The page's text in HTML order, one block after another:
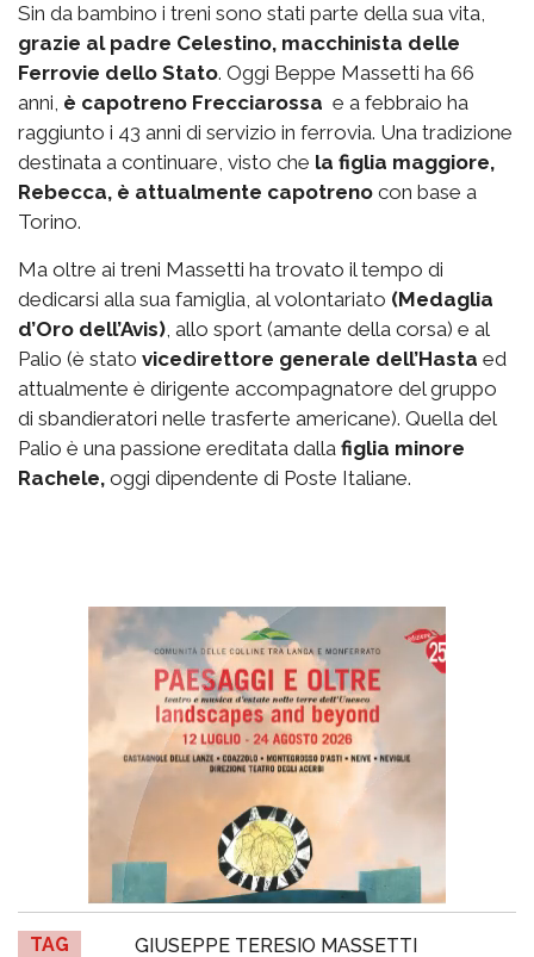
Sin da bambino i treni sono stati parte della sua vita,
grazie al padre Celestino, macchinista delle
Ferrovie dello Stato. Oggi Beppe Massetti ha 66
anni, è capotreno Frecciarossa e a febbraio ha
raggiunto i 43 anni di servizio in ferrovia. Una tradizione
destinata a continuare, visto che la figlia maggiore,
Rebecca, è attualmente capotreno con base a
Torino.
Ma oltre ai treni Massetti ha trovato il tempo di
dedicarsi alla sua famiglia, al volontariato (Medaglia
d’Oro dell’Avis), allo sport (amante della corsa) e al
Palio (è stato vicedirettore generale dell’Hasta ed
attualmente è dirigente accompagnatore del gruppo
di sbandieratori nelle trasferte americane). Quella del
Palio è una passione ereditata dalla figlia minore
Rachele, oggi dipendente di Poste Italiane.
TAG
GIUSEPPE TERESIO MASSETTI